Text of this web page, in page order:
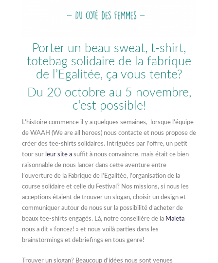
Porter un beau sweat, t-shirt,
totebag solidaire de la fabrique
de l’Egalitée, ça vous tente?
Du 20 octobre au 5 novembre,
c’est possible!
L’histoire commence il y a quelques semaines, lorsque l’équipe
de WAAH (We are all heroes) nous contacte et nous propose de
créer des tee-shirts solidaires. Intriguées par l’offre, un petit
tour sur leur site a suffit à nous convaincre, mais était ce bien
raisonnable de nous lancer dans cette aventure entre
l’ouverture de la Fabrique de l’Egalitée, l’organisation de la
course solidaire et celle du Festival? Nos missions, si nous les
acceptions étaient de trouver un slogan, choisir un design et
communiquer autour de nous sur la possibilité d’acheter de
beaux tee-shirts engagés. Là, notre conseillère de la Maleta
nous a dit « foncez! » et nous voilà parties dans les
brainstormings et debriefings en tous genre!
Trouver un slogan? Beaucoup d’idées nous sont venues